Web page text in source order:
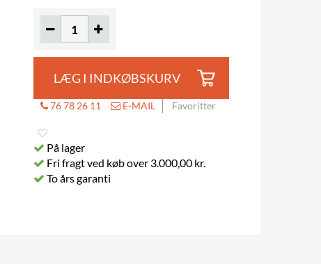
LÆG I INDKØBSKURV
76 78 26 11 E-MAIL Favoritter
På lager
Fri fragt ved køb over 3.000,00 kr.
To års garanti